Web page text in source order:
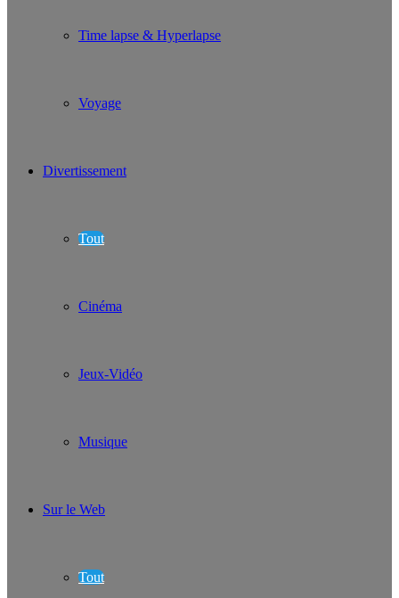
Time lapse & Hyperlapse
Voyage
Divertissement
Tout
Cinéma
Jeux-Vidéo
Musique
Sur le Web
Tout